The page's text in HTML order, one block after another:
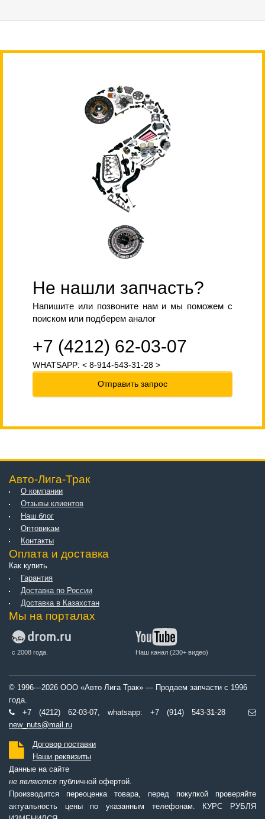
Не нашли запчасть?
Напишите или позвоните нам и мы поможем с
поиском или подберем аналог
+7 (4212) 62-03-07
WHATSAPP: < 8-914-543-31-28 >
Отправить запрос
Авто-Лига-Трак
О компании
Отзывы клиентов
Наш блог
Оптовикам
Контакты
Оплата и доставка
Как купить
Гарантия
Доставка по России
Доставка в Казахстан
Мы на порталах
с 2008 года. Наш канал (230+ видео)
© 1996—2026 ООО «Авто Лига Трак» — Продаем запчасти с 1996
года.
+7 (4212) 62-03-07, whatsapp: +7 (914) 543-31-28
new_nuts@mail.ru
Договор поставки
Наши реквизиты
Данные на сайте
не являются публичной офертой.
Производится переоценка товара, перед покупкой проверяйте
актуальность цены по указанным телефонам. КУРС РУБЛЯ